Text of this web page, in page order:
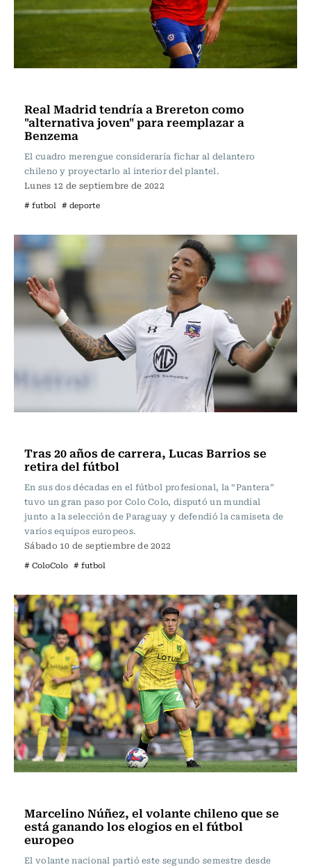
Real Madrid tendría a Brereton como
"alternativa joven" para reemplazar a
Benzema
El cuadro merengue consideraría fichar al delantero
chileno y proyectarlo al interior del plantel.
Lunes 12 de septiembre de 2022
# futbol # deporte
Tras 20 años de carrera, Lucas Barrios se
retira del fútbol
En sus dos décadas en el fútbol profesional, la “Pantera”
tuvo un gran paso por Colo Colo, disputó un mundial
junto a la selección de Paraguay y defendió la camiseta de
varios equipos europeos.
Sábado 10 de septiembre de 2022
# ColoColo # futbol
Marcelino Núñez, el volante chileno que se
está ganando los elogios en el fútbol
europeo
El volante nacional partió este segundo semestre desde